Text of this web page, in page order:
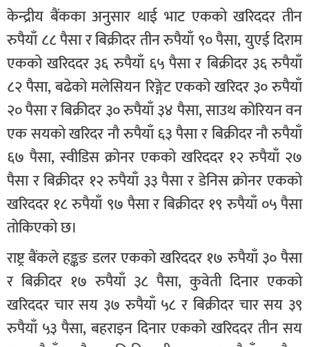
केन्द्रीय बैंकका अनुसार थाई भाट एकको खरिददर तीन
रुपैयाँ ८८ पैसा र बिक्रीदर तीन रुपैयाँ ९० पैसा, युएई दिराम
एकको खरिददर ३६ रुपैयाँ ६५ पैसा र बिक्रीदर ३६ रुपैयाँ
८२ पैसा, बढेको मलेसियन रिङ्गेट एकको खरिदर ३० रुपैयाँ
२० पैसा र बिक्रीदर ३० रुपैयाँ ३४ पैसा, साउथ कोरियन वन
एक सयको खरिदर नौ रुपैयाँ ६३ पैसा र बिक्रीदर नौ रुपैयाँ
६७ पैसा, स्वीडिस क्रोनर एकको खरिददर १२ रुपैयाँ २७
पैसा र बिक्रीदर १२ रुपैयाँ ३३ पैसा र डेनिस क्रोनर एकको
खरिददर १८ रुपैयाँ ९७ पैसा र बिक्रीदर १९ रुपैयाँ ०५ पैसा
तोकिएको छ।
राष्ट्र बैंकले हङ्कङ डलर एकको खरिददर १७ रुपैयाँ ३० पैसा
र बिक्रीदर १७ रुपैयाँ ३८ पैसा, कुवेती दिनार एकको
खरिददर चार सय ३७ रुपैयाँ ५८ र बिक्रीदर चार सय ३९
रुपैयाँ ५३ पैसा, बहराइन दिनार एकको खरिददर तीन सय